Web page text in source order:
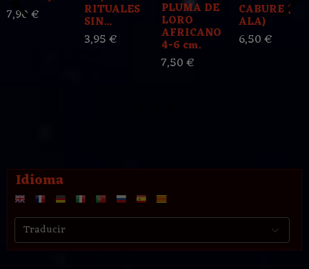
Idioma
7,90 € RITUALES
SIN...
3,95 €
PLUMA DE
LORO
AFRICANO
4-6 cm.
7,50 €
CABURE (
ALA)
6,50 €